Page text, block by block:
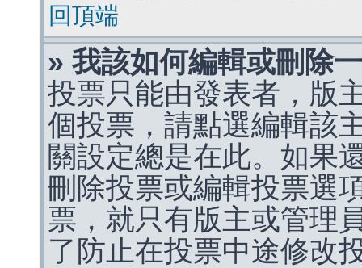
回頂端
» 我該如何編輯或刪除
投票只能由發表者，版
個投票，請點選編輯該
關設定總是在此。如果
刪除投票或編輯投票選
票，就只有版主或管理
了防止在投票中途修改